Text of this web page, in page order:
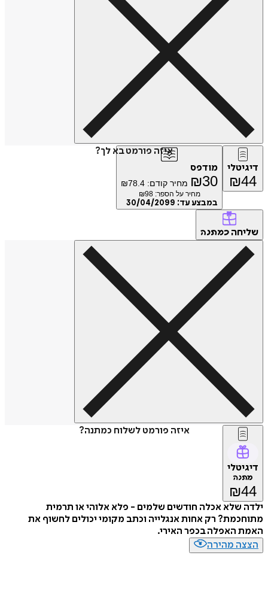
איזה פורמט בא לך?
דיגיטלי
₪44
מודפס
₪30 מחיר קודם: ₪78.4
מחיר על הספר: ₪98
במבצע עד: 30/04/2099
שליחה כמתנה
איזה פורמט לשלוח כמתנה?
דיגיטלי
מתנה
₪44
ילדה שלא אכלה חודשים שלמים - פלא אלוהי או תרמית
מתוחכמת? רק אחות אנגלייה וכתב מקומי יכולים לחשוף את
האמת האפלה בכפר האירי.
הצצה מהירה